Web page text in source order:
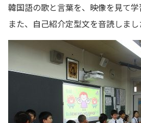
韓国語の歌と言葉を、映像を見て学
また、自己紹介定型文を音読しまし